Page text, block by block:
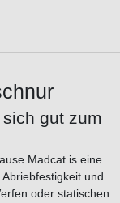
gut zum
Madcat is eine
und
oder statischen